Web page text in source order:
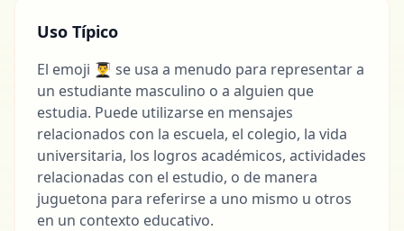
Uso Típico
El emoji 👨‍🎓 se usa a menudo para representar a
un estudiante masculino o a alguien que
estudia. Puede utilizarse en mensajes
relacionados con la escuela, el colegio, la vida
universitaria, los logros académicos, actividades
relacionadas con el estudio, o de manera
juguetona para referirse a uno mismo u otros
en un contexto educativo.